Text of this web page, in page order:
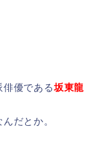
俳優である坂東龍
だとか。